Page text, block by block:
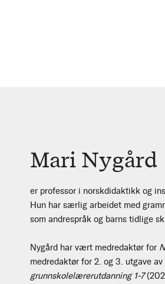
Mari Nygård
er professor i norskdidaktikk og
Hun har særlig arbeidet med
som andrespråk og barns tidlige
Nygård har vært medredaktør for
medredaktør for 2. og 3. utgave av
grunnskolelærerutdanning 1-7